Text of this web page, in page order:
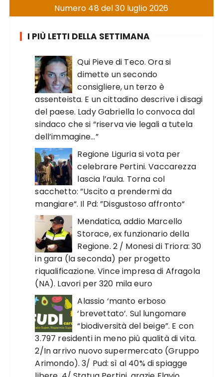
Numero 48 del 30 luglio 2026
I PIÙ LETTI DELLA SETTIMANA
Qui Pieve di Teco. Ora si
dimette un secondo
consigliere, un terzo è
assenteista. E un cittadino descrive i disagi
del paese. Lady Gabriella lo convoca dal
sindaco che si “riserva vie legali a tutela
dell’immagine…”
Regione Liguria si vota per
celebrare Pertini. Vaccarezza
lascia l’aula. Torna col
sacchetto: ”Uscito a prendermi da
mangiare“. Il Pd: ”Disgustoso affronto“
Mendatica, addio Marcello
Storace, ex funzionario della
Regione. 2 / Monesi di Triora: 30
in gara (la seconda) per progetto
riqualificazione. Vince impresa di Afragola
(NA). Lavori per 320 mila euro
Alassio ‘manto erboso
‘brevettato’. Sul lungomare
“biodiversità del beige”. E con
3.797 residenti in meno più qualità di vita.
2/In arrivo nuovo supermercato (Gruppo
Arimondo). 3/ Pud: sì al 40% di spiagge